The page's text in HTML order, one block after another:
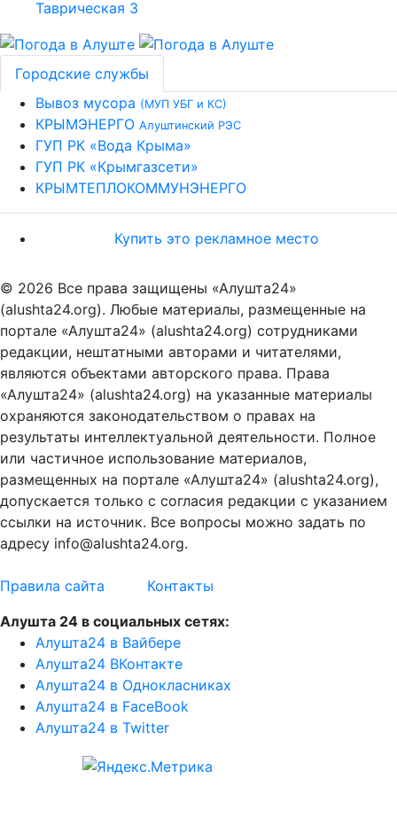
Городские службы
Вывоз мусора (МУП УБГ и КС)
КРЫМЭНЕРГО Алуштинский РЭС
ГУП РК «Вода Крыма»
ГУП РК «Крымгазсети»
КРЫМТЕПЛОКОММУНЭНЕРГО
Купить это рекламное место
© 2026 Все права защищены «Алушта24»
(alushta24.org). Любые материалы, размещенные на
портале «Алушта24» (alushta24.org) сотрудниками
редакции, нештатными авторами и читателями,
являются объектами авторского права. Права
«Алушта24» (alushta24.org) на указанные материалы
охраняются законодательством о правах на
результаты интеллектуальной деятельности. Полное
или частичное использование материалов,
размещенных на портале «Алушта24» (alushta24.org),
допускается только с согласия редакции с указанием
ссылки на источник. Все вопросы можно задать по
адресу info@alushta24.org.
Правила сайта
Контакты
Алушта 24 в социальных сетях:
Алушта24 в Вайбере
Алушта24 ВКонтакте
Алушта24 в Однокласниках
Алушта24 в FaceBook
Алушта24 в Twitter